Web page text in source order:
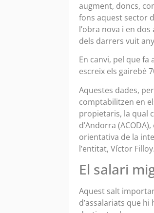
augment, doncs,
fons aquest sector
l’obra nova i en
dels darrers vuit
En canvi, pel que
escreix els gairebé
Aquestes dades,
comptabilitzen en
propietaris, la qual
d’Andorra
orientativa de la
l’entitat, Víctor Filloy.
El salari
Aquest salt
d’assalariats que